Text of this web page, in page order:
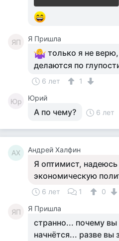
ЯП Я Пришла
только я не
делаются по
6 лет 1
Юр Юрий
А по чему? 6 лет
АХ Андрей Халфин
Я оптимист,
экономическую
6 лет 1 0
ЯП Я Пришла
странно... почему
начнётся... разве вы